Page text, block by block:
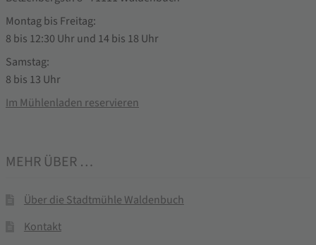
Montag bis Freitag:
8 bis 12:30 Uhr und 14 bis 18 Uhr
Samstag:
8 bis 13 Uhr
Im Mühlenladen reservieren
MEHR ÜBER …
Über die Stadtmühle Waldenbuch
Kontakt